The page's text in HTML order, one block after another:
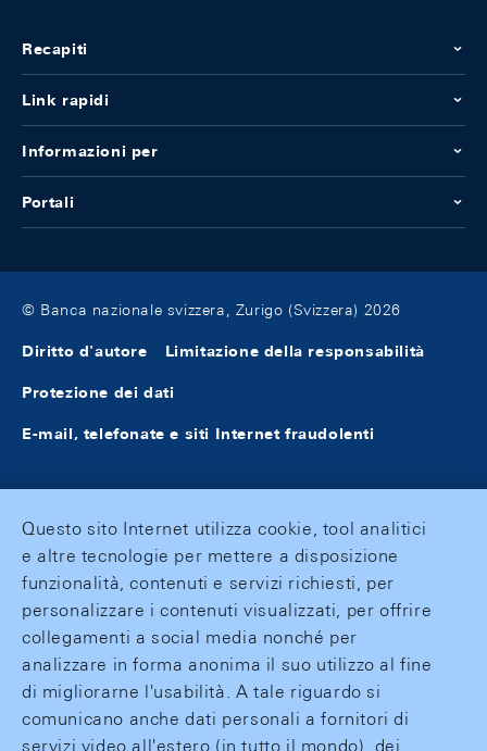
Recapiti
Link rapidi
Informazioni per
Portali
© Banca nazionale svizzera, Zurigo (Svizzera) 2026
Diritto d'autore Limitazione della responsabilità
Protezione dei dati
E-mail, telefonate e siti Internet fraudolenti
Questo sito Internet utilizza cookie, tool analitici
e altre tecnologie per mettere a disposizione
funzionalità, contenuti e servizi richiesti, per
personalizzare i contenuti visualizzati, per offrire
collegamenti a social media nonché per
analizzare in forma anonima il suo utilizzo al fine
di migliorarne l'usabilità. A tale riguardo si
comunicano anche dati personali a fornitori di
servizi video all'estero (in tutto il mondo), dei